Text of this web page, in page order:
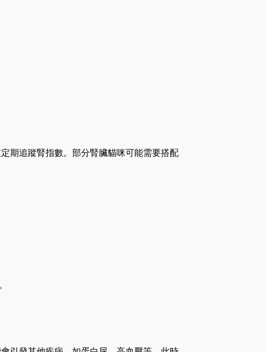
期追蹤腎指數。部分腎臟貓咪可能需要搭配